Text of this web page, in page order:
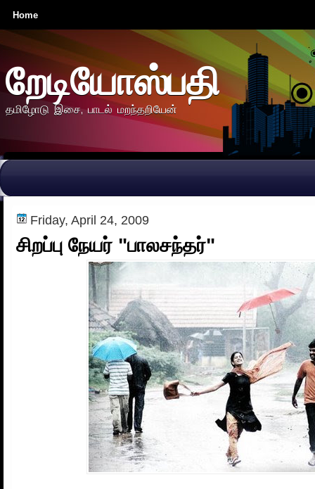
Home
றேடியோஸ்பதி
தமிழோடு இசை, பாடல் மறந்தறியேன்
Friday, April 24, 2009
சிறப்பு நேயர் "பாலசந்தர்"